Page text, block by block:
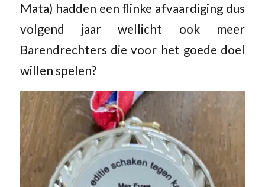
Mata) hadden een flinke afvaardiging dus
volgend jaar wellicht ook meer
Barendrechters die voor het goede doel
willen spelen?